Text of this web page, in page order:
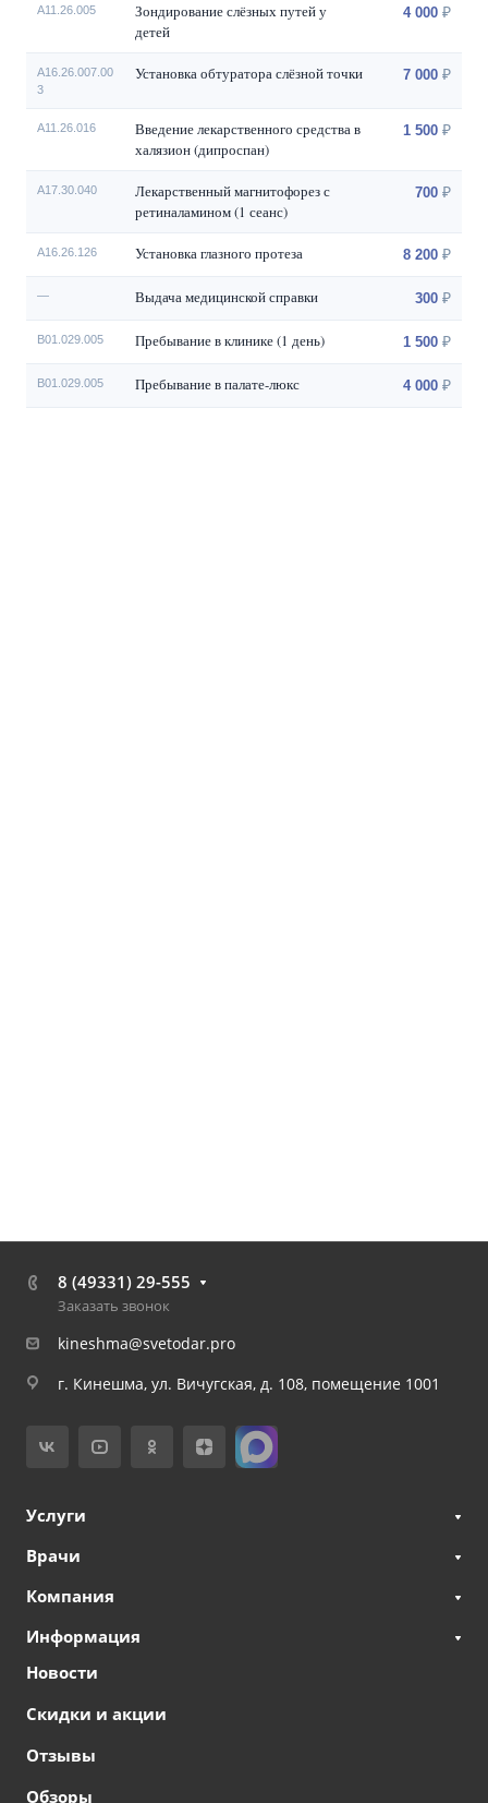
A11.26.005
Зондирование слёзных путей у
детей
4 000
A16.26.007.00
3
Установка обтуратора слёзной точки 7 000
A11.26.016
Введение лекарственного средства в
халязион (дипроспан)
1 500
A17.30.040
Лекарственный магнитофорез с
ретиналамином (1 сеанс)
700
А16.26.126 Установка глазного протеза 8 200
— Выдача медицинской справки 300
B01.029.005 Пребывание в клинике (1 день) 1 500
B01.029.005 Пребывание в палате-люкс 4 000
8 (49331) 29-555
Заказать звонок
kineshma@svetodar.pro
г. Кинешма, ул. Вичугская, д. 108, помещение 1001
Услуги
Врачи
Компания
Информация
Новости
Скидки и акции
Отзывы
Обзоры